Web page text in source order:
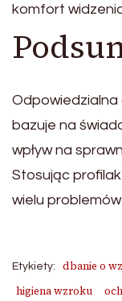
komfort
bazuje na
wpływ na
Stosując
wielu
Etykiety: dbanie o
higiena wzroku